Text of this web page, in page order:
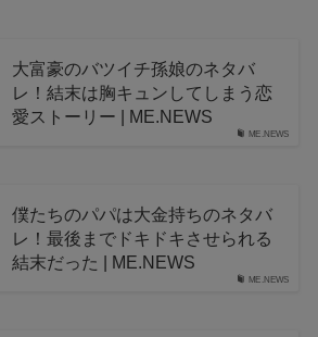
ME.NEWS
大富豪のバツイチ孫娘のネタバ
レ！結末は胸キュンしてしまう恋
愛ストーリー | ME.NEWS
ME.NEWS
僕たちのパパは大金持ちのネタバ
レ！最後までドキドキさせられる
結末だった | ME.NEWS